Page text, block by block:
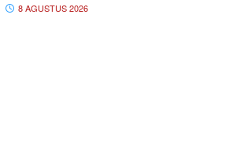
8 AGUSTUS 2026